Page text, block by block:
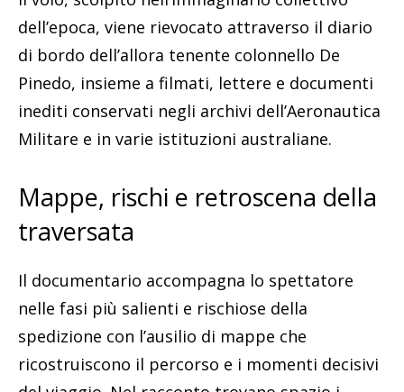
dell’epoca, viene rievocato attraverso il diario
di bordo dell’allora tenente colonnello De
Pinedo, insieme a filmati, lettere e documenti
inediti conservati negli archivi dell’Aeronautica
Militare e in varie istituzioni australiane.
Mappe, rischi e retroscena della
traversata
Il documentario accompagna lo spettatore
nelle fasi più salienti e rischiose della
spedizione con l’ausilio di mappe che
ricostruiscono il percorso e i momenti decisivi